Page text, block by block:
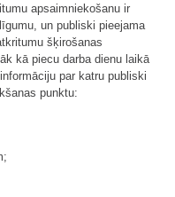
apsaimniekošanu ir
un publiski pieejama
šķirošanas
kā piecu darba dienu laikā
par katru publiski
punktu: